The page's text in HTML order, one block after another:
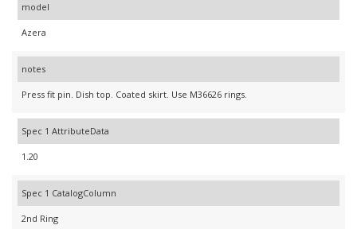
model
Azera
notes
Press fit pin. Dish top. Coated skirt. Use M36626 rings.
Spec 1 AttributeData
1.20
Spec 1 CatalogColumn
2nd Ring